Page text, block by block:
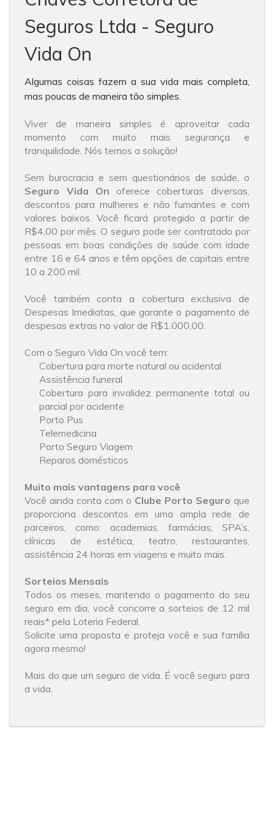
Seguros Ltda - Seguro
Vida On
Algumas coisas fazem a sua vida mais completa,
mas poucas de maneira tão simples.
Viver de maneira simples é aproveitar cada
momento com muito mais segurança e
tranquilidade. Nós temos a solução!
Sem burocracia e sem questionários de saúde, o
Seguro
Vida On oferece coberturas diversas,
descontos para mulheres e não fumantes e com
valores baixos. Você ficará protegido a partir de
R$4,00 por mês. O seguro pode ser contratado por
pessoas em boas condições de saúde com idade
entre 16 e 64 anos e têm opções de capitais entre
10 a 200 mil.
Você também conta a cobertura exclusiva de
Despesas Imediatas, que garante o pagamento de
despesas extras no valor de R$1.000,00.
Com o Seguro Vida On você tem:
Cobertura para morte natural ou acidental
Assistência funeral
Cobertura para invalidez permanente total ou
parcial por acidente
Porto Pus
Telemedicina
Porto Seguro Viagem
Reparos domésticos
Muito mais vantagens para você
Você ainda conta com o Clube Porto Seguro que
proporciona descontos em uma ampla rede de
parceiros, como: academias, farmácias, SPA’s,
clínicas de estética, teatro, restaurantes,
assistência 24 horas em viagens e muito mais.
Sorteios Mensais
Todos os meses, mantendo o pagamento do seu
seguro em dia, você concorre a sorteios de 12 mil
reais* pela Loteria Federal.
Solicite uma proposta e proteja você e sua família
agora mesmo!
Mais do que um seguro de vida. É você seguro para
a vida.